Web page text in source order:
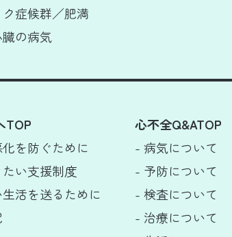
症候群／肥満
の病気
TOP
を防ぐために
い支援制度
活を送るために
心不全Q&ATOP
- 病気について
- 予防について
- 検査について
- 治療について